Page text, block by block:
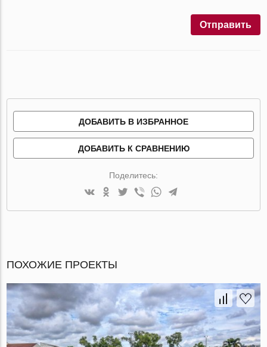
Отправить
ДОБАВИТЬ В ИЗБРАННОЕ
ДОБАВИТЬ К СРАВНЕНИЮ
Поделитесь:
ПОХОЖИЕ ПРОЕКТЫ